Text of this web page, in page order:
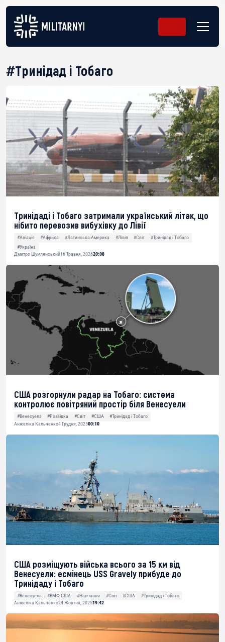
#Тринідад і Тобаго
Тринідаді і Тобаго затримали український літак, що
нібито перевозив вибухівку до Лівії
#Авіація #Африка #Латинська Америка #Лівія #Світ
#Тринідад і Тобаго
#Україна
Дмитро Шумлянський16 Травня, 202620:08
США розгорнули радар на Тобаго: система
контролює повітряний простір біля Венесуели
#Венесуела #Розвідка #Світ #США
#Тринідад і Тобаго
Анжеліка Кальченко4 Грудня, 202500:10
США розміщують війська всього за 15 км від
Венесуели: есмінець USS Gravely прибуде до
Тринідаду і Тобаго
#Венесуела #ВМФ США #Навчання #Світ #США
#Тринідад і Тобаго
Анжеліка Кальченко24 Жовтня, 202519:42